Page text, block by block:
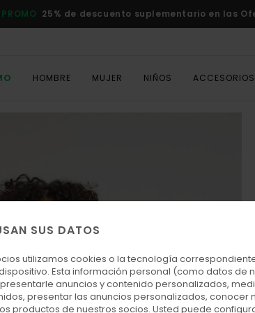
PROMO 25% de descuento suplementario en las
HOMBRE MUJER NIÑOS ACCESORIOS
SUS DATOS
utilizamos cookies o la tecnología
Esta información personal (como datos de
anuncios y contenido personalizados,
presentar las anuncios personalizados, conocer
productos de nuestros socios. Usted puede